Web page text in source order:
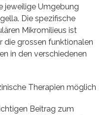
jeweilige Umgebung
Die spezifische
Mikromilieus ist
grossen funktionalen
in den verschiedenen
Therapien möglich
Beitrag zum